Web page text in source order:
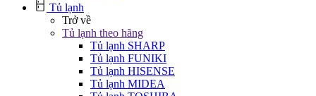
Tủ lạnh
Trở về
Tủ lạnh theo hãng
Tủ lạnh SHARP
Tủ lạnh FUNIKI
Tủ lạnh HISENSE
Tủ lạnh MIDEA